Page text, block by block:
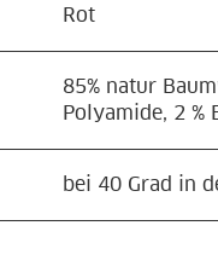
Rot
85% natur
Polyamide, 2 %
bei 40 Grad in